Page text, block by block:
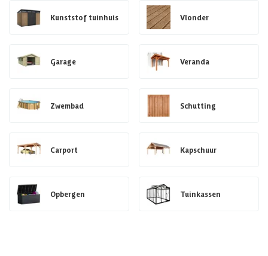
Kunststof tuinhuis Vlonder
Garage Veranda
Zwembad Schutting
Carport Kapschuur
Opbergen Tuinkassen